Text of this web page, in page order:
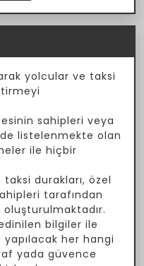
yolcular ve taksi
sahipleri veya
listelenmekte olan
ile hiçbir
durakları, özel
tarafından
bilgiler ile
yapılacak her hangi
yada güvence